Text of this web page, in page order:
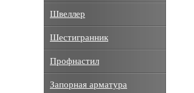
Швеллер
Шестигранник
Профнастил
Запорная арматура